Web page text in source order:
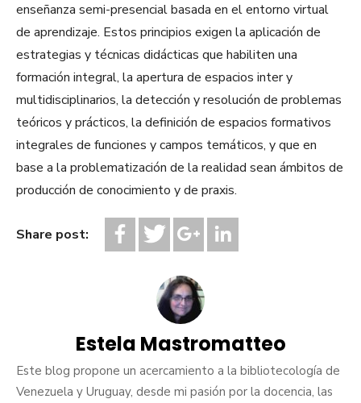
enseñanza semi-presencial basada en el entorno virtual
de aprendizaje. Estos principios exigen la aplicación de
estrategias y técnicas didácticas que habiliten una
formación integral, la apertura de espacios inter y
multidisciplinarios, la detección y resolución de problemas
teóricos y prácticos, la definición de espacios formativos
integrales de funciones y campos temáticos, y que en
base a la problematización de la realidad sean ámbitos de
producción de conocimiento y de praxis.
Share post:
Estela Mastromatteo
Este blog propone un acercamiento a la bibliotecología de
Venezuela y Uruguay, desde mi pasión por la docencia, las